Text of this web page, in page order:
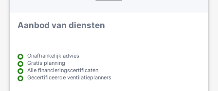
Aanbod van diensten
Onafhankelijk advies
Gratis planning
Alle financieringscertificaten
Gecertificeerde ventilatieplanners